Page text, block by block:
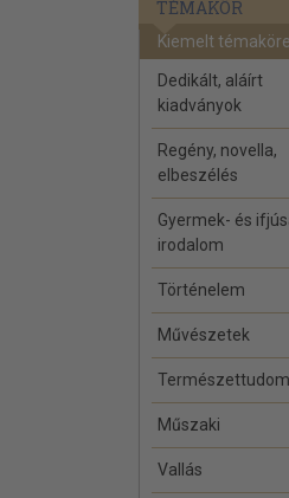
TÉMAKÖR
Kiemelt
Dedikált, aláírt
kiadványok
Regény, novella,
elbeszélés
Gyermek- és
irodalom
Történelem
Művészetek
Műszaki
Vallás